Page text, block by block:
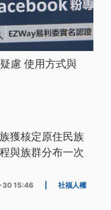
慮 使用方式與
獲核定原住民族
與族群分布一次
15:46 社福人權